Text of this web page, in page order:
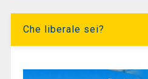
Che liberale sei?